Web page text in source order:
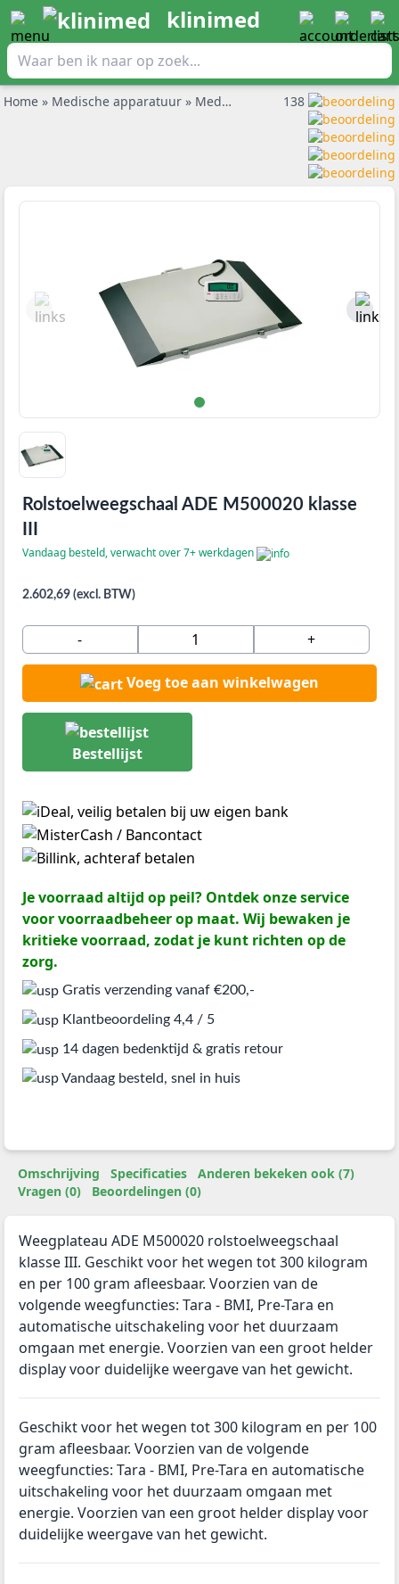
klinimed
Home » Medische apparatuur » Medische weegschalen »
138
Rolstoelweegschaal ADE M500020 klasse
Vandaag besteld, verwacht over 7+ werkdagen
2.602,69 (excl. BTW)
- +
Voeg toe aan winkelwagen
Bestellijst
Je voorraad altijd op peil? Ontdek onze service
voor voorraadbeheer op maat. Wij bewaken je
kritieke voorraad, zodat je kunt richten op de
zorg.
Gratis verzending vanaf €200,-
Klantbeoordeling 4,4 / 5
14 dagen bedenktijd & gratis retour
Vandaag besteld, snel in huis
Omschrijving Specificaties
Anderen bekeken ook (7)
Vragen (0)
Beoordelingen (0)
Weegplateau ADE M500020 rolstoelweegschaal
klasse III. Geschikt voor het wegen tot 300 kilogram
en per 100 gram afleesbaar. Voorzien van de
volgende weegfuncties: Tara - BMI, Pre-Tara en
automatische uitschakeling voor het duurzaam
omgaan met energie. Voorzien van een groot helder
display voor duidelijke weergave van het gewicht.
Geschikt voor het wegen tot 300 kilogram en per 100
gram afleesbaar. Voorzien van de volgende
weegfuncties: Tara - BMI, Pre-Tara en automatische
uitschakeling voor het duurzaam omgaan met
energie. Voorzien van een groot helder display voor
duidelijke weergave van het gewicht.